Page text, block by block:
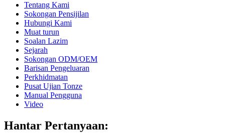
Tentang Kami
Sokongan Pensijilan
Hubungi Kami
Muat turun
Soalan Lazim
Sejarah
Sokongan ODM/OEM
Barisan Pengeluaran
Perkhidmatan
Pusat Ujian Tonze
Manual Pengguna
Video
Hantar Pertanyaan: